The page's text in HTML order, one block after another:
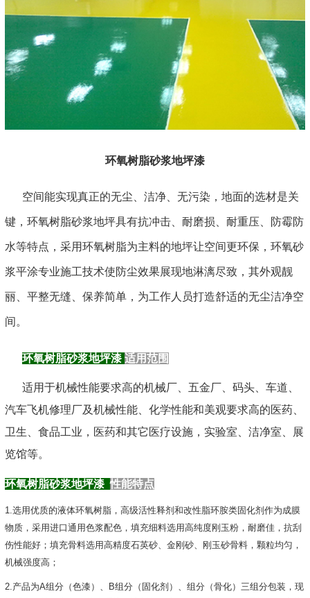
环氧树脂砂浆地坪漆
空间能实现真正的无尘、洁净、无污染，地面的选材是关
键，环氧树脂砂浆地坪具有抗冲击、耐磨损、耐重压、防霉防
水等特点，采用环氧树脂为主料的地坪让空间更环保，环氧砂
浆平涂专业施工技术使防尘效果展现地淋漓尽致，其外观靓
丽、平整无缝、保养简单，为工作人员打造舒适的无尘洁净空
间。
环氧树脂砂浆地坪漆适用范围
适用于机械性能要求高的机械厂、五金厂、码头、车道、
汽车飞机修理厂及机械性能、化学性能和美观要求高的医药、
卫生、食品工业，医药和其它医疗设施，实验室、洁净室、展
览馆等。
环氧树脂砂浆地坪漆性能特点
1.选用优质的液体环氧树脂，高级活性释剂和改性脂环胺类固化剂作为成膜
物质，采用进口通用色浆配色，填充细料选用高纯度刚玉粉，耐磨佳，抗刮
伤性能好；填充骨料选用高精度石英砂、金刚砂、刚玉砂骨料，颗粒均匀，
机械强度高；
2.产品为A组分（色漆）、B组分（固化剂）、组分（骨化）三组分包装，现